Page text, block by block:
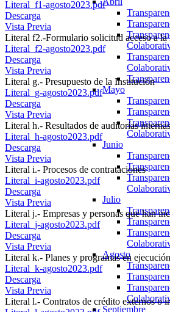
Mayo
Junio
Julio
Agosto
Septiembre
Literal_f1-agosto2023.pdf
Descarga
Vista Previa
Literal f2.-Formulario solicitud acceso a
Literal_f2-agosto2023.pdf
Descarga
Vista Previa
Literal g.- Presupuesto de la Institución
Literal_g-agosto2023.pdf
Descarga
Vista Previa
Literal h.- Resultados de auditorías
Literal_h-agosto2023.pdf
Descarga
Vista Previa
Literal i.- Procesos de contrataciones
Literal_i-agosto2023.pdf
Descarga
Vista Previa
Literal j.- Empresas y personas que han
Literal_j-agosto2023.pdf
Descarga
Vista Previa
Literal k.- Planes y programas en ejecución
Literal_k-agosto2023.pdf
Descarga
Vista Previa
Literal l.- Contratos de crédito externos o